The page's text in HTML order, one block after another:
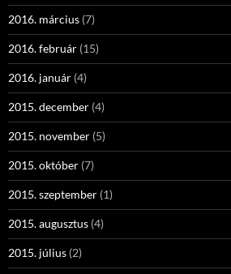
2016. március (7)
2016. február (15)
2016. január (4)
2015. december (4)
2015. november (5)
2015. október (7)
2015. szeptember (1)
2015. augusztus (4)
2015. július (2)